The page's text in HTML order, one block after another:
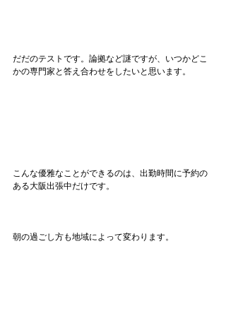
だだのテストです。論拠など謎ですが、いつかどこ
かの専門家と答え合わせをしたいと思います。
こんな優雅なことができるのは、出勤時間に予約の
ある大阪出張中だけです。
朝の過ごし方も地域によって変わります。